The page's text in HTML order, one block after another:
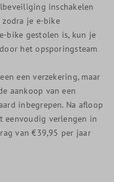
inschakelen
zodra je e-bike
bike gestolen is, kun je
het opsporingsteam
een verzekering, maar
aankoop van een
inbegrepen. Na afloop
eenvoudig verlengen in
van €39,95 per jaar